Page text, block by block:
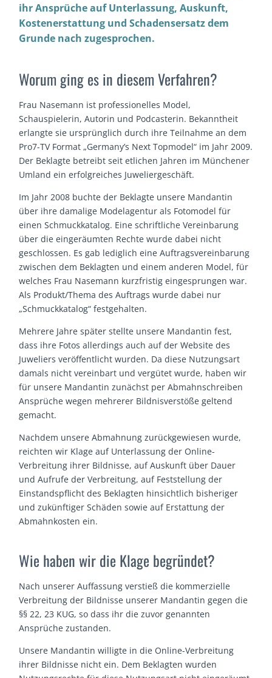
ihr Ansprüche auf Unterlassung, Auskunft,
Kostenerstattung und Schadensersatz dem
Grunde nach zugesprochen.
Worum ging es in diesem Verfahren?
Frau Nasemann ist professionelles Model,
Schauspielerin, Autorin und Podcasterin. Bekanntheit
erlangte sie ursprünglich durch ihre Teilnahme an dem
Pro7-TV Format „Germany’s Next Topmodel“ im Jahr 2009.
Der Beklagte betreibt seit etlichen Jahren im Münchener
Umland ein erfolgreiches Juweliergeschäft.
Im Jahr 2008 buchte der Beklagte unsere Mandantin
über ihre damalige Modelagentur als Fotomodel für
einen Schmuckkatalog. Eine schriftliche Vereinbarung
über die eingeräumten Rechte wurde dabei nicht
geschlossen. Es gab lediglich eine Auftragsvereinbarung
zwischen dem Beklagten und einem anderen Model, für
welches Frau Nasemann kurzfristig eingesprungen war.
Als Produkt/Thema des Auftrags wurde dabei nur
„Schmuckkatalog“ festgehalten.
Mehrere Jahre später stellte unsere Mandantin fest,
dass ihre Fotos allerdings auch auf der Website des
Juweliers veröffentlicht wurden. Da diese Nutzungsart
damals nicht vereinbart und vergütet wurde, haben wir
für unsere Mandantin zunächst per Abmahnschreiben
Ansprüche wegen mehrerer Bildnisverstöße geltend
gemacht.
Nachdem unsere Abmahnung zurückgewiesen wurde,
reichten wir Klage auf Unterlassung der Online-
Verbreitung ihrer Bildnisse, auf Auskunft über Dauer
und Aufrufe der Verbreitung, auf Feststellung der
Einstandspflicht des Beklagten hinsichtlich bisheriger
und zukünftiger Schäden sowie auf Erstattung der
Abmahnkosten ein.
Wie haben wir die Klage begründet?
Nach unserer Auffassung verstieß die kommerzielle
Verbreitung der Bildnisse unserer Mandantin gegen die
§§ 22, 23 KUG, so dass ihr die zuvor genannten
Ansprüche zustanden.
Unsere Mandantin willigte in die Online-Verbreitung
ihrer Bildnisse nicht ein. Dem Beklagten wurden